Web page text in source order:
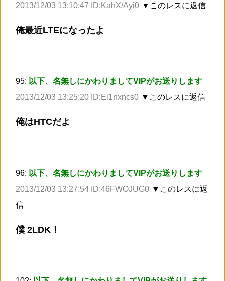
2013/12/03 13:10:47 ID:KahX/Ayi0 ▼このレスに返信
俺最近LTEになったよ
95: 以下、名無しにかわりましてVIPがお送りします
2013/12/03 13:25:20 ID:El1nxncs0 ▼このレスに返信
俺はHTCだよ
96: 以下、名無しにかわりましてVIPがお送りします
2013/12/03 13:27:54 ID:46FWOJUG0 ▼このレスに返
信
僕 2LDK！